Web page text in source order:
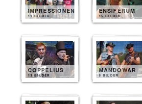
IMPRESSIONEN
11 BILDER
ENSIFERUM
15 BILDER
COPPELIUS
13 BILDER
MANDOWAR
8 BILDER